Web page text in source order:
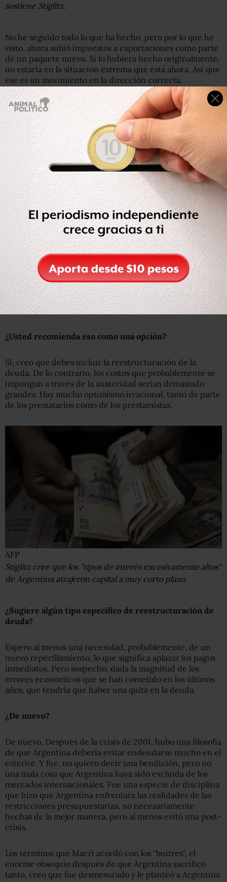
sostiene Stiglitz.
No he seguido todo lo que ha hecho, pero por lo que he
visto, ahora subió impuestos a exportaciones como parte
de un paquete nuevo. Si lo hubiera hecho originalmente,
no estaría en la situación extrema que está ahora. Así que
ese es un movimiento en la dirección correcta.
Nuestra opinión también era que una parte crítica del
error fue el enfoque excesivo en las metas de inflación…
Y que se estaba atrayendo más capital especulativo…
Exacto. Los tipos de interés excesivamente altos atraen
capital que viene por algún tiempo y luego se va.
Lo que me preocupa es que una vez que se crea una
crisis, como parecen haberlo hecho estas políticas de
mala gestión de una forma previsible, el margen de
maniobra está muy limitado.
Las medidas de austeridad que parece estar imponiendo
obviamente ralentizarán la economía e impondrán
nuevamente un alto costo en la gente común.
Otro instrumento es la reestructuración de la deuda.
¿Usted recomienda eso como una opción?
Sí, creo que debes incluir la reestructuración de la
deuda. De lo contrario, los costos que probablemente se
impongan a través de la austeridad serían demasiado
grandes. Hay mucho optimismo irracional, tanto de parte
de los prestatarios como de los prestamistas.
AFP
Stiglitz cree que los "tipos de interés excesivamente altos"
de Argentina atrajeron capital a muy corto plazo.
¿ Sugiere algún tipo específico de reestructuración de
deuda?
Espero al menos una necesidad, probablemente, de un
nuevo reperfilamiento, lo que significa aplazar los pagos
inmediatos. Pero sospecho, dada la magnitud de los
errores económicos que se han cometido en los últimos
años, que tendría que haber una quita en la deuda.
¿De nuevo?
De nuevo. Después de la crisis de 2001, hubo una filosofía
de que Argentina debería evitar endeudarse mucho en el
exterior. Y fue, no quiero decir una bendición, pero no
una mala cosa que Argentina haya sido excluida de los
mercados internacionales. Fue una especie de disciplina
que hizo que Argentina enfrentara las realidades de las
restricciones presupuestarias, no necesariamente
hechas de la mejor manera, pero al menos evitó una post-
crisis.
Los términos que Macri acordó con los "buitres", el
enorme obsequio después de que Argentina sacrificó
tanto, creo que fue desmesurado y le planteó a Argentina